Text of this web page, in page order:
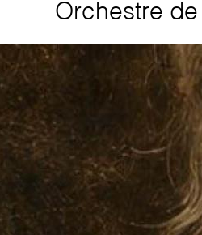
Orchestre
Image